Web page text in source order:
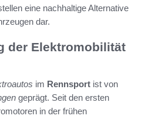
eine nachhaltige Alternative
dar.
der Elektromobilität
im Rennsport ist von
geprägt. Seit den ersten
in der frühen